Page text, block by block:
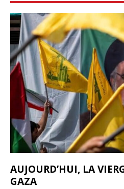
AUJOURD’HUI, LA
GAZA